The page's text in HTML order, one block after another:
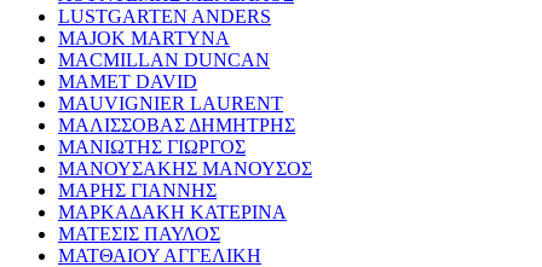
LUSTGARTEN ANDERS
MAJOK MARTYNA
MACMILLAN DUNCAN
MAMET DAVID
MAUVIGNIER LAURENT
ΜΑΛΙΣΣΟΒΑΣ ΔΗΜΗΤΡΗΣ
ΜΑΝΙΩΤΗΣ ΓΙΩΡΓΟΣ
ΜΑΝΟΥΣΑΚΗΣ ΜΑΝΟΥΣΟΣ
ΜΑΡΗΣ ΓΙΑΝΝΗΣ
ΜΑΡΚΑΔΑΚΗ ΚΑΤΕΡΙΝΑ
ΜΑΤΕΣΙΣ ΠΑΥΛΟΣ
ΜΑΤΘΑΙΟΥ ΑΓΓΕΛΙΚΗ